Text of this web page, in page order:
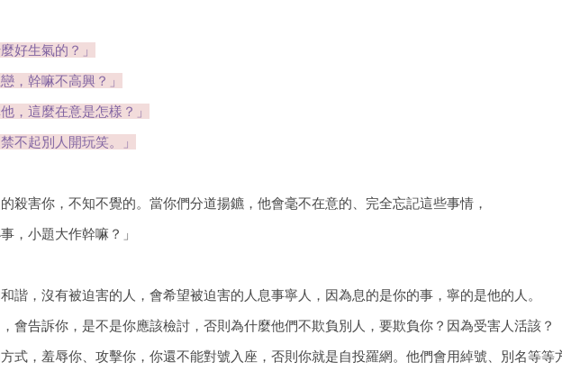
好生氣的？」
，幹嘛不高興？」
，這麼在意是怎樣？」
不起別人開玩笑。」
殺害你，不知不覺的。當你們分道揚鑣，他會毫不在意的、完全忘記這些事情，
，小題大作幹嘛？」
諧，沒有被迫害的人，會希望被迫害的人息事寧人，因為息的是你的事，寧的是他的人。
會告訴你，是不是你應該檢討，否則為什麼他們不欺負別人，要欺負你？因為受害人活該？
式，羞辱你、攻擊你，你還不能對號入座，否則你就是自投羅網。他們會用綽號、別名等等